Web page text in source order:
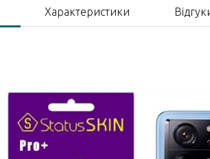
Характеристики